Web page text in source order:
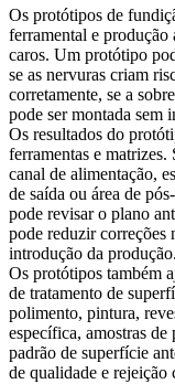
Os protótipos de
ferramental e produção
caros. Um protótipo
se as nervuras criam
corretamente, se a
pode ser montada sem
Os resultados do
ferramentas e matrizes.
canal de alimentação,
de saída ou área de
pode revisar o plano
pode reduzir correções
introdução da produção.
Os protótipos também
de tratamento de
polimento, pintura,
específica, amostras
padrão de superfície
de qualidade e rejeição